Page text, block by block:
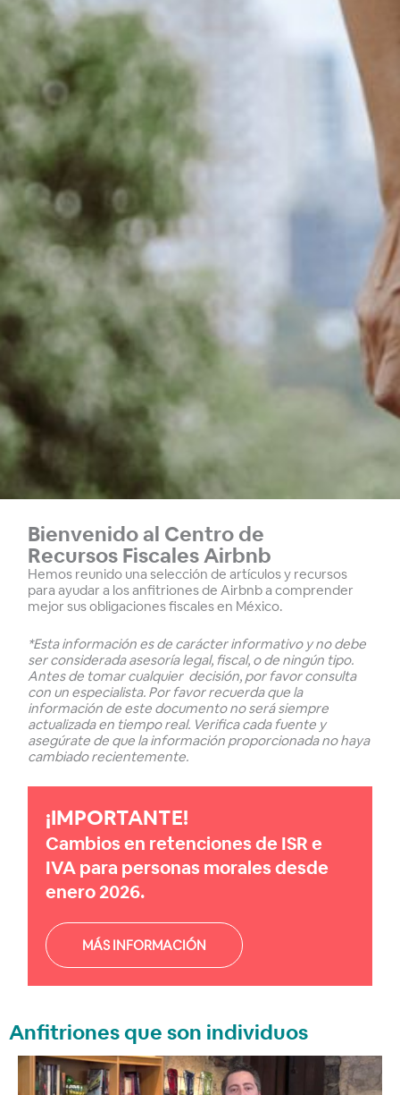
Bienvenido al Centro de
Recursos Fiscales Airbnb
Hemos reunido una selección de artículos y recursos
para ayudar a los anfitriones de Airbnb a comprender
mejor sus obligaciones fiscales en México.
*Esta información es de carácter informativo y no debe
ser considerada asesoría legal, fiscal, o de ningún tipo.
Antes de tomar cualquier decisión, por favor consulta
con un especialista. Por favor recuerda que la
información de este documento no será siempre
actualizada en tiempo real. Verifica cada fuente y
asegúrate de que la información proporcionada no haya
cambiado recientemente.
¡IMPORTANTE!
Cambios en retenciones de ISR e
IVA para personas morales desde
enero 2026.
MÁS INFORMACIÓN
Anfitriones que son individuos